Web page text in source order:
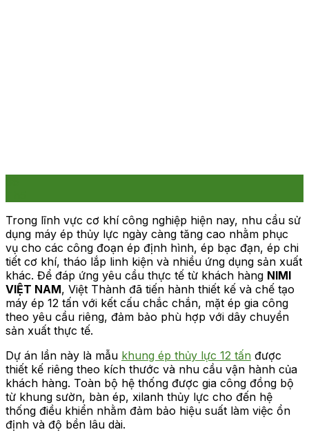
Trong lĩnh vực cơ khí công nghiệp hiện nay, nhu cầu sử
dụng máy ép thủy lực ngày càng tăng cao nhằm phục
vụ cho các công đoạn ép định hình, ép bạc đạn, ép chi
tiết cơ khí, tháo lắp linh kiện và nhiều ứng dụng sản xuất
khác. Để đáp ứng yêu cầu thực tế từ khách hàng NIMI
VIỆT NAM, Việt Thành đã tiến hành thiết kế và chế tạo
máy ép 12 tấn với kết cấu chắc chắn, mặt ép gia công
theo yêu cầu riêng, đảm bảo phù hợp với dây chuyền
sản xuất thực tế.
Dự án lần này là mẫu khung ép thủy lực 12 tấn được
thiết kế riêng theo kích thước và nhu cầu vận hành của
khách hàng. Toàn bộ hệ thống được gia công đồng bộ
từ khung sườn, bàn ép, xilanh thủy lực cho đến hệ
thống điều khiển nhằm đảm bảo hiệu suất làm việc ổn
định và độ bền lâu dài.